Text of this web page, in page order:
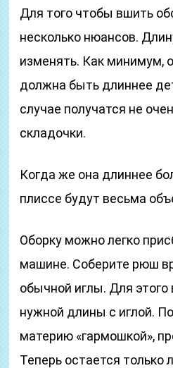
Для того чтобы вшить
несколько нюансов.
изменять. Как минимум,
должна быть длиннее
случае получатся не
складочки.
Когда же она длиннее
плиссе будут весьма
Оборку можно легко
машине. Соберите рюш
обычной иглы. Для этого
нужной длины с иглой.
материю «гармошкой»,
Теперь остается только